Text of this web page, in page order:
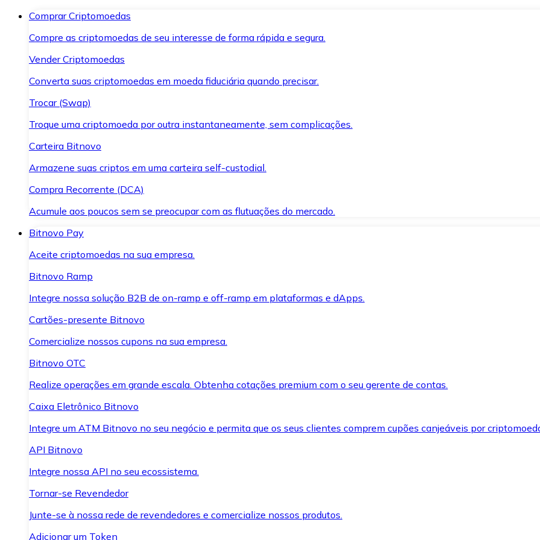
Comprar Criptomoedas
Compre as criptomoedas de seu interesse de forma rápida e segura.
Vender Criptomoedas
Converta suas criptomoedas em moeda fiduciária quando precisar.
Trocar (Swap)
Troque uma criptomoeda por outra instantaneamente, sem complicações.
Carteira Bitnovo
Armazene suas criptos em uma carteira self-custodial.
Compra Recorrente (DCA)
Acumule aos poucos sem se preocupar com as flutuações do mercado.
Bitnovo Pay
Aceite criptomoedas na sua empresa.
Bitnovo Ramp
Integre nossa solução B2B de on-ramp e off-ramp em plataformas e dApps.
Cartões-presente Bitnovo
Comercialize nossos cupons na sua empresa.
Bitnovo OTC
Realize operações em grande escala. Obtenha cotações premium com o seu gerente de contas.
Caixa Eletrônico Bitnovo
Integre um ATM Bitnovo no seu negócio e permita que os seus clientes comprem cupões canjeáveis por
API Bitnovo
Integre nossa API no seu ecossistema.
Tornar-se Revendedor
Junte-se à nossa rede de revendedores e comercialize nossos produtos.
Adicionar um Token